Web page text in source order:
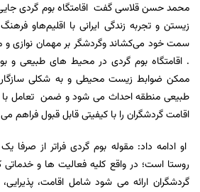
محمد حسن قلاسی گفتاقامتگاه بوم گردی
زیستن و تجربه زندگی ایرانی با اقلیم‌هاو
سمت خود می‌کشاند وگردشگر بر مهمان نوازی و
. اقامتگاه بوم گردی در محیط های طبیعی و
ممکن ضوابط زیست محیطی و به شکلی
طبیعی منطقه احداث می شود و ضمن تعامل با
اقامت گردشگران را با کیفیتی قابل قبول فراهم می
او ادامه داد: مقوله بوم گردی فراتر از
روستا است؛ در واقع کلیه فعالیت ها و
گردشگران ارائه می شود شامل اقامت،